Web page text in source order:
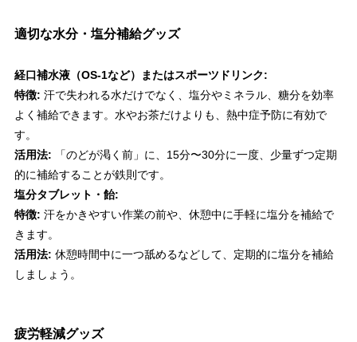
適切な水分・塩分補給グッズ
経口補水液（OS-1など）またはスポーツドリンク:
特徴: 汗で失われる水だけでなく、塩分やミネラル、糖分を効率
よく補給できます。水やお茶だけよりも、熱中症予防に有効で
す。
活用法: 「のどが渇く前」に、15分〜30分に一度、少量ずつ定期
的に補給することが鉄則です。
塩分タブレット・飴:
特徴: 汗をかきやすい作業の前や、休憩中に手軽に塩分を補給で
きます。
活用法: 休憩時間中に一つ舐めるなどして、定期的に塩分を補給
しましょう。
疲労軽減グッズ